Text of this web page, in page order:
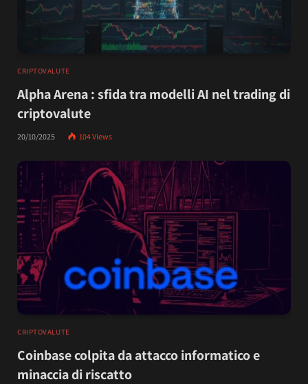
CRIPTOVALUTE
Alpha Arena : sfida tra modelli AI nel trading di
criptovalute
20/10/2025 104Views
CRIPTOVALUTE
Coinbase colpita da attacco informatico e
minaccia di riscatto